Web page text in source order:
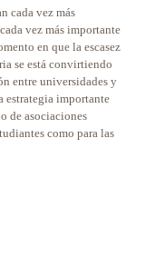
cada vez más
vez más importante
en que la escasez
se está convirtiendo
entre universidades y
estrategia importante
de asociaciones
como para las